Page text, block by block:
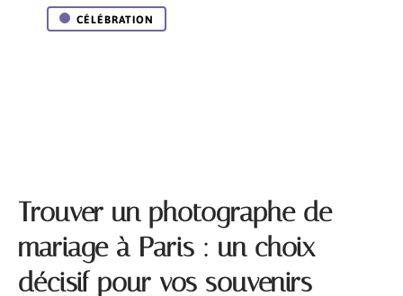
CÉLÉBRATION
Trouver un photographe de
mariage à Paris : un choix
décisif pour vos souvenirs